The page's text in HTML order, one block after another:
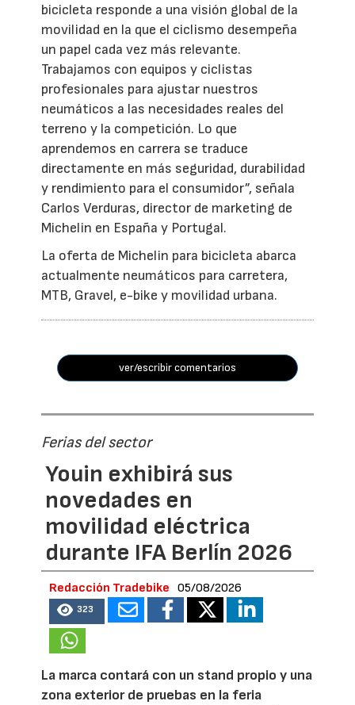
bicicleta responde a una visión global de la
movilidad en la que el ciclismo desempeña
un papel cada vez más relevante.
Trabajamos con equipos y ciclistas
profesionales para ajustar nuestros
neumáticos a las necesidades reales del
terreno y la competición. Lo que
aprendemos en carrera se traduce
directamente en más seguridad, durabilidad
y rendimiento para el consumidor”, señala
Carlos Verduras, director de marketing de
Michelin en España y Portugal.
La oferta de Michelin para bicicleta abarca
actualmente neumáticos para carretera,
MTB, Gravel, e-bike y movilidad urbana.
ver/escribir comentarios
Ferias del sector
Youin exhibirá sus
novedades en
movilidad eléctrica
durante IFA Berlín 2026
Redacción Tradebike 05/08/2026
323
La marca contará con un stand propio y una
zona exterior de pruebas en la feria